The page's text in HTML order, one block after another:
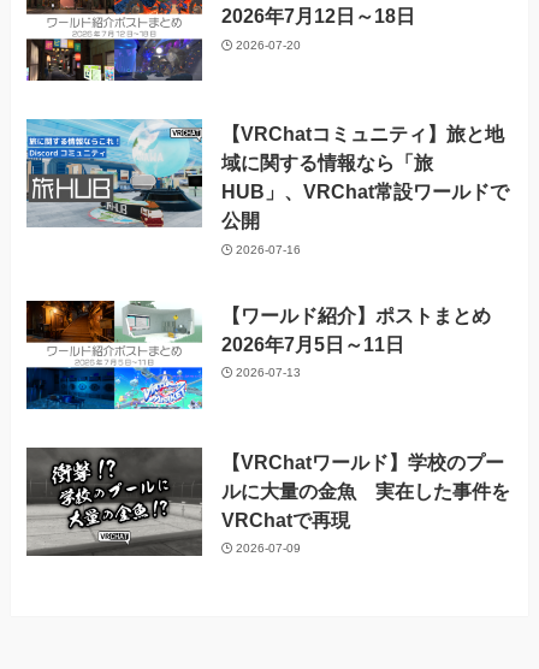
2026年7月12日～18日
2026-07-20
【VRChatコミュニティ】旅と地
域に関する情報なら「旅
HUB」、VRChat常設ワールドで
公開
2026-07-16
【ワールド紹介】ポストまとめ
2026年7月5日～11日
2026-07-13
【VRChatワールド】学校のプー
ルに大量の金魚 実在した事件を
VRChatで再現
2026-07-09